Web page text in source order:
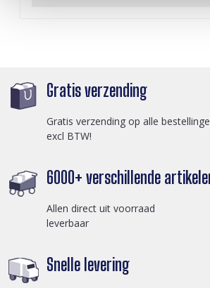
Gratis verzending
Gratis verzending op alle
excl BTW!
6000+ verschillende
Allen direct uit voorraad
leverbaar
Snelle levering